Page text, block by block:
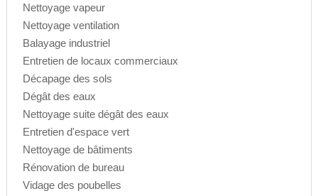
Nettoyage vapeur
Nettoyage ventilation
Balayage industriel
Entretien de locaux commerciaux
Décapage des sols
Dégât des eaux
Nettoyage suite dégât des eaux
Entretien d'espace vert
Nettoyage de bâtiments
Rénovation de bureau
Vidage des poubelles